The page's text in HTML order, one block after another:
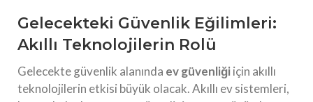
Gelecekteki Güvenlik Eğilimleri:
Akıllı Teknolojilerin Rolü
Gelecekte güvenlik alanında ev güvenliğiiçin akıllı
teknolojilerin etkisi büyük olacak. Akıllı ev sistemleri,